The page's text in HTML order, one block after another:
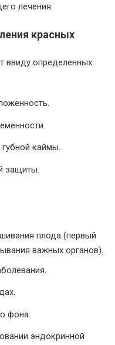
лечения.
красных
ввиду определенных
каймы.
защиты.
плода (первый
важных органов).
фона.
эндокринной